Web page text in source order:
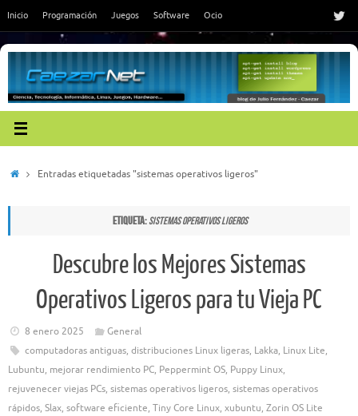
contenido
Inicio Programación Juegos Software Ocio
InicioEntradas etiquetadas "sistemas operativos ligeros"
Etiqueta:sistemas operativos ligeros
Descubre los Mejores Sistemas
Operativos Ligeros para tu Vieja PC
8 enero 2025
General
computadoras antiguas, distribuciones Linux ligeras, Lakka, Linux Lite,
Lubuntu, mejorar rendimiento PC, Peppermint OS, Puppy Linux,
rejuvenecer viejas PCs, sistemas operativos ligeros, sistemas operativos
rápidos, Slax, software eficiente, Tiny Core Linux, xubuntu, Zorin OS Lite